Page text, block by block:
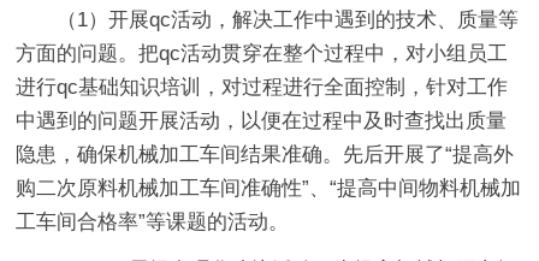
（1）开展qc活动，解决工作中遇到的技术、质量等
方面的问题。把qc活动贯穿在整个过程中，对小组员工
进行qc基础知识培训，对过程进行全面控制，针对工作
中遇到的问题开展活动，以便在过程中及时查找出质量
隐患，确保机械加工车间结果准确。先后开展了“提高外
购二次原料机械加工车间准确性”、“提高中间物料机械加
工车间合格率”等课题的活动。